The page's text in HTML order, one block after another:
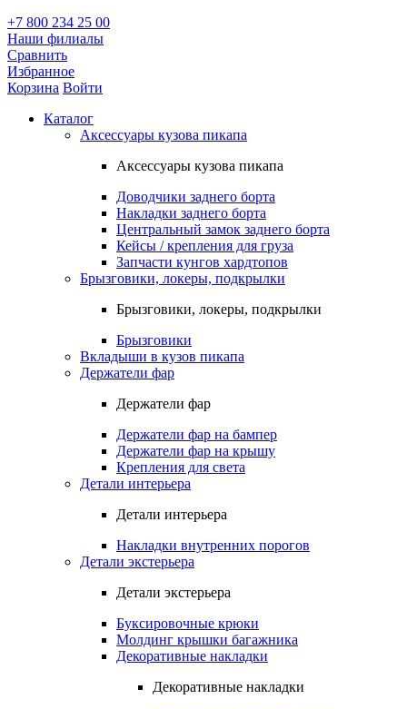
+7 800 234 25 00
Наши филиалы
Сравнить
Избранное
Корзина Войти
Каталог
Аксессуары кузова пикапа
Аксессуары кузова пикапа
Доводчики заднего борта
Накладки заднего борта
Центральный замок заднего борта
Кейсы / крепления для груза
Запчасти кунгов хардтопов
Брызговики, локеры, подкрылки
Брызговики, локеры, подкрылки
Брызговики
Вкладыши в кузов пикапа
Держатели фар
Держатели фар
Держатели фар на бампер
Держатели фар на крышу
Крепления для света
Детали интерьера
Детали интерьера
Накладки внутренних порогов
Детали экстерьера
Детали экстерьера
Буксировочные крюки
Молдинг крышки багажника
Декоративные накладки
Декоративные накладки